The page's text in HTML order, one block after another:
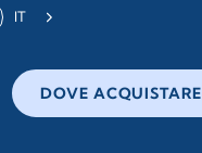
IT
DOVE ACQUISTARE